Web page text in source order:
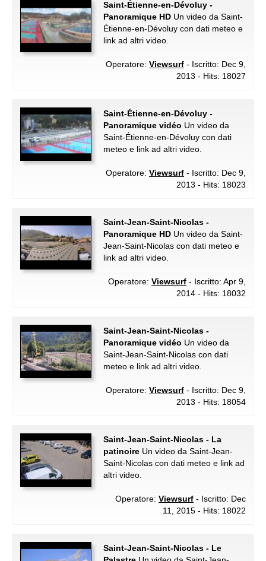
Saint-Étienne-en-Dévoluy -
Panoramique HD Un video da Saint-
Étienne-en-Dévoluy con dati meteo e
link ad altri video.
Operatore: Viewsurf - Iscritto: Dec 9,
2013 - Hits: 18027
Saint-Étienne-en-Dévoluy -
Panoramique vidéo Un video da
Saint-Étienne-en-Dévoluy con dati
meteo e link ad altri video.
Operatore: Viewsurf - Iscritto: Dec 9,
2013 - Hits: 18023
Saint-Jean-Saint-Nicolas -
Panoramique HD Un video da Saint-
Jean-Saint-Nicolas con dati meteo e
link ad altri video.
Operatore: Viewsurf - Iscritto: Apr 9,
2014 - Hits: 18032
Saint-Jean-Saint-Nicolas -
Panoramique vidéo Un video da
Saint-Jean-Saint-Nicolas con dati
meteo e link ad altri video.
Operatore: Viewsurf - Iscritto: Dec 9,
2013 - Hits: 18054
Saint-Jean-Saint-Nicolas - La
patinoire Un video da Saint-Jean-
Saint-Nicolas con dati meteo e link ad
altri video.
Operatore: Viewsurf - Iscritto: Dec
11, 2015 - Hits: 18022
Saint-Jean-Saint-Nicolas - Le